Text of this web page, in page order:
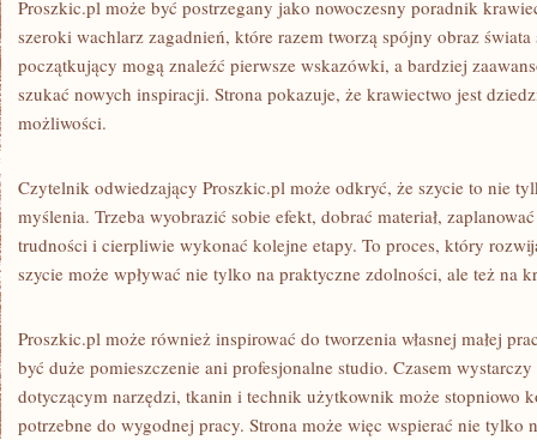
Proszkic.pl może być postrzegany jako nowoczesny poradnik
szeroki wachlarz zagadnień, które razem tworzą spójny obraz
początkujący mogą znaleźć pierwsze wskazówki, a bardziej
szukać nowych inspiracji. Strona pokazuje, że krawiectwo jest
możliwości.
Czytelnik odwiedzający Proszkic.pl może odkryć, że szycie to nie
myślenia. Trzeba wyobrazić sobie efekt, dobrać materiał,
trudności i cierpliwie wykonać kolejne etapy. To proces, który
szycie może wpływać nie tylko na praktyczne zdolności, ale też na
Proszkic.pl może również inspirować do tworzenia własnej małej
być duże pomieszczenie ani profesjonalne studio. Czasem
dotyczącym narzędzi, tkanin i technik użytkownik może stopniowo
potrzebne do wygodnej pracy. Strona może więc wspierać nie tylko